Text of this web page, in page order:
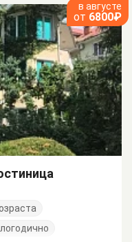
в августе
от 6800₽